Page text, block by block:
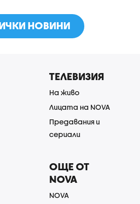
НОВИНИ
ТЕЛЕВИЗИЯ
На живо
Лицата на NOVA
Предавания и
сериали
ОЩЕ ОТ
NOVA
NOVA